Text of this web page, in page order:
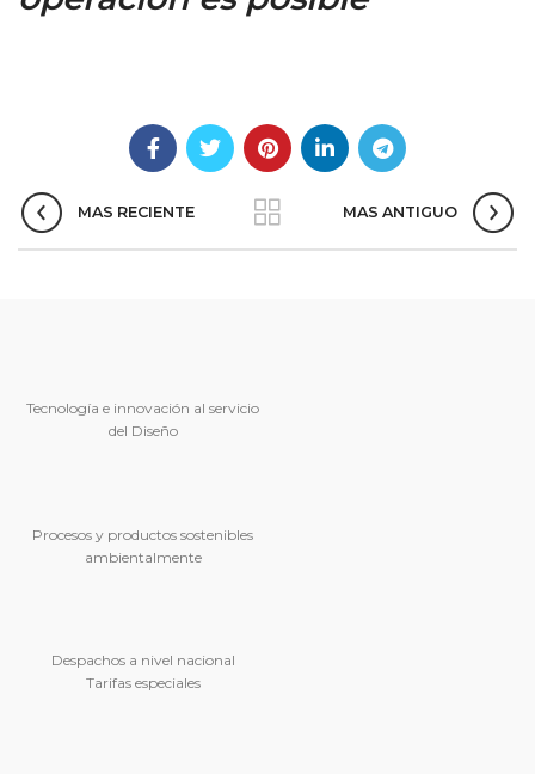
MAS RECIENTE MAS ANTIGUO
Tecnología e innovación al servicio
del Diseño
Procesos y productos sostenibles
ambientalmente
Despachos a nivel nacional
Tarifas especiales